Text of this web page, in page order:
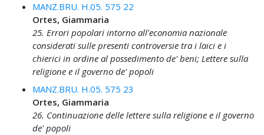
MANZ.BRU. H.05. 575 22
Ortes, Giammaria
25. Errori popolari intorno all'economia nazionale
considerati sulle presenti controversie tra i laici e i
chierici in ordine al possedimento de' beni; Lettere sulla
religione e il governo de' popoli
MANZ.BRU. H.05. 575 23
Ortes, Giammaria
26. Continuazione delle lettere sulla religione e il governo
de' popoli